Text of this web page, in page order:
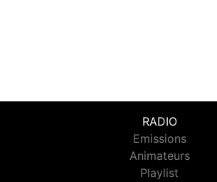
RADIO
Emissions
Animateurs
Playlist